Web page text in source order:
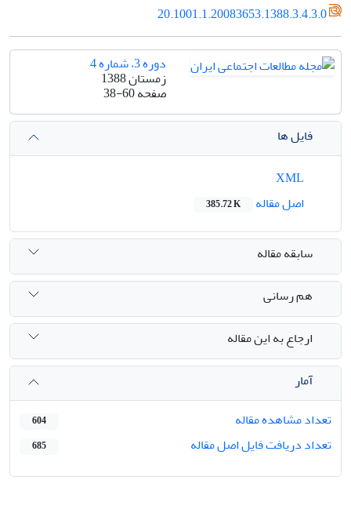
20.1001.1.20083653.1388.3.4.3.0
دوره 3، شماره 4
زمستان 1388
صفحه38-60
فایل ها
اصل مقاله
385.72 K
سابقه مقاله
هم رسانی
ارجاع به این مقاله
آمار
تعداد مشاهده مقاله
604
تعداد دریافت فایل اصل مقاله 685